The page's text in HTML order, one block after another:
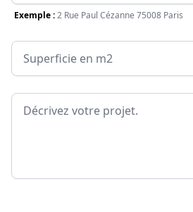
Exemple :2 Rue Paul Cézanne 75008 Paris
Surface
Message